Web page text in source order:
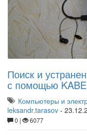
Поиск и
с помощью
Компьютеры и
leksandr.tarasov -
0 | 6077